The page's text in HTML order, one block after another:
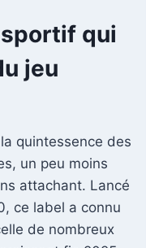
sportif qui
jeu
quintessence des
un peu moins
attachant. Lancé
ce label a connu
de nombreux